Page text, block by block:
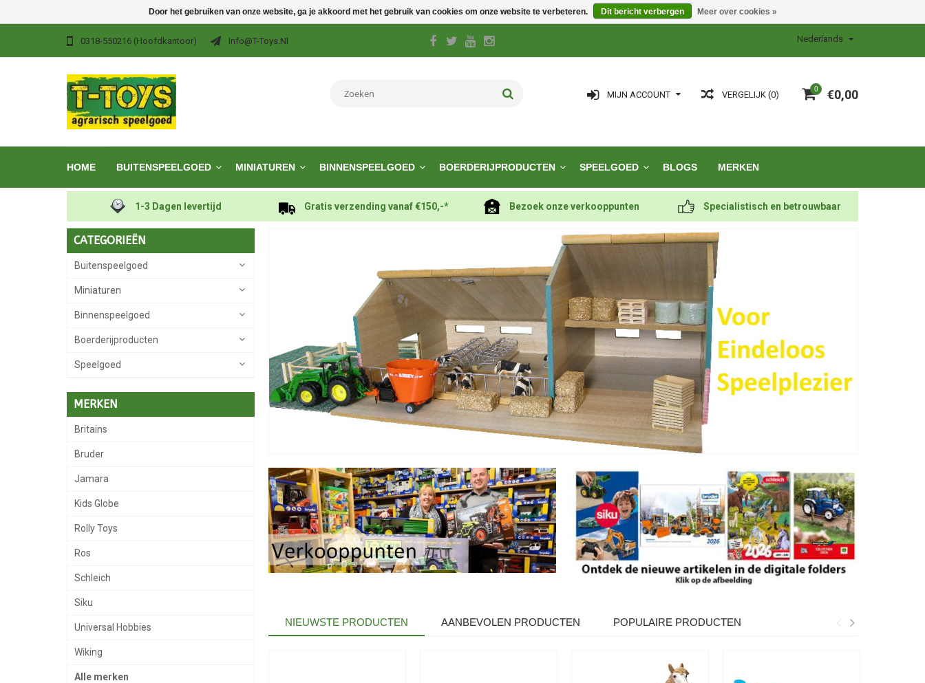
0318-550216 (hoofdkantoor) Info@t-Toys.nl Nederlands
0 €0,00
VERGELIJK (0)
MIJN ACCOUNT
HOME BUITENSPEELGOED MINIATUREN BINNENSPEELGOED BOERDERIJPRODUCTEN SPEELGOED BLOGS MERKEN
1-3 Dagen levertijd Gratis verzending vanaf €150,-* Bezoek onze verkooppunten Specialistisch en betrouwbaar
CATEGORIEËN
Buitenspeelgoed
Miniaturen
Binnenspeelgoed
Boerderijproducten
Speelgoed
MERKEN
Britains
Bruder
Jamara
Kids Globe
Rolly Toys
Ros
Schleich
Siku
Universal Hobbies
Wiking
Alle merken
NIEUWSTE PRODUCTEN AANBEVOLEN PRODUCTEN POPULAIRE PRODUCTEN
Door het gebruiken van onze website, ga je akkoord met het gebruik van cookies om onze website te verbeteren. Dit bericht verbergen Meer over cookies »